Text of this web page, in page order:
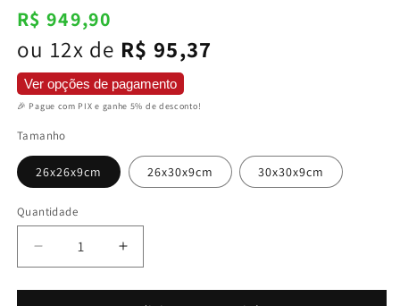
Preço
normal
R$ 949,90
ou 12x de R$ 95,37
Ver opções de pagamento
🎉 Pague com PIX e ganhe 5% de desconto!
Tamanho
26x26x9cm 26x30x9cm 30x30x9cm
Quantidade
Diminuir
a
quantidade
Aumentar
a
quantidade